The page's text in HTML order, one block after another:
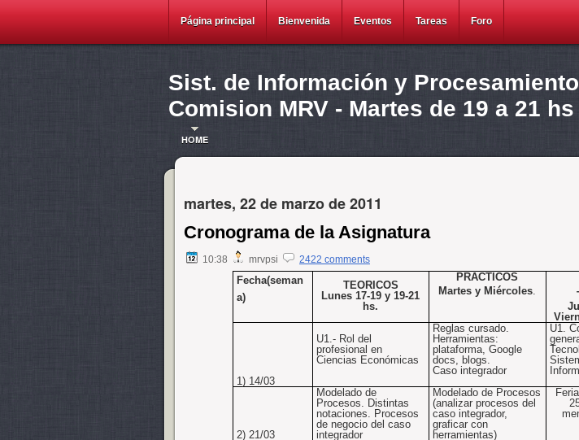
Página principal Bienvenida Eventos Tareas Foro
Sist. de Información y
Comision MRV - Martes de 19 a 21 hs
HOME
martes, 22 de marzo de 2011
Cronograma de la Asignatura
10:38 mrvpsi 2422 comments
Fecha(seman
a)
TEORICOS
Lunes 17-19 y 19-21
hs.
PRACTICOS
Martes y Miércoles.
1) 14/03
U1.- Rol del
profesional en
Ciencias Económicas
Reglas cursado.
Herramientas:
plataforma, Google
docs, blogs.
Caso integrador
U1.
2) 21/03
Modelado de
Procesos. Distintas
notaciones. Procesos
de negocio delcaso
integrador
Modelado de Procesos
(analizar procesos del
caso integrador,
graficar con
herramientas)